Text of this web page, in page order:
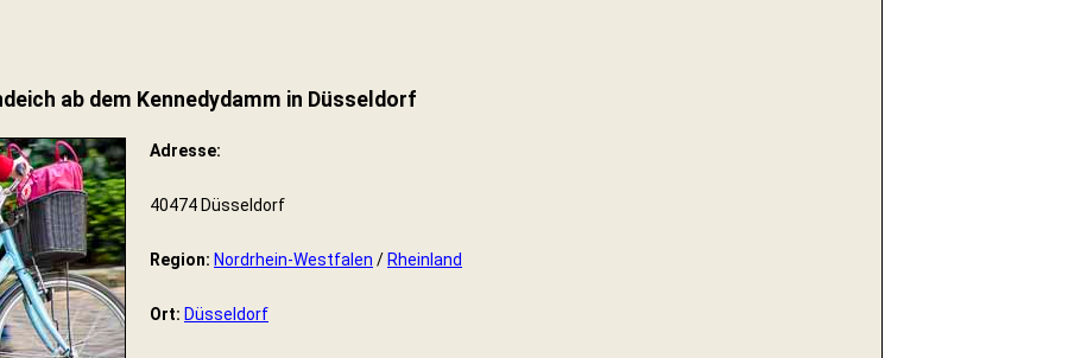
ab dem Kennedydamm in Düsseldorf
Adresse:
40474 Düsseldorf
Region: Nordrhein-Westfalen / Rheinland
Ort: Düsseldorf